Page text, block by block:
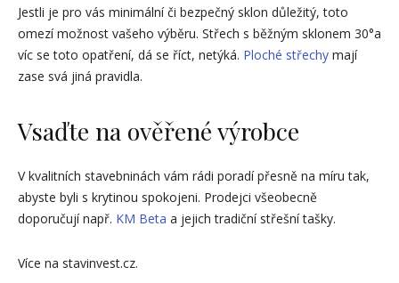
Jestli je pro vás minimální či bezpečný sklon důležitý, toto
omezí možnost vašeho výběru. Střech s běžným sklonem 30°a
víc se toto opatření, dá se říct, netýká. Ploché střechy mají
zase svá jiná pravidla.
Vsaďte na ověřené výrobce
V kvalitních stavebninách vám rádi poradí přesně na míru tak,
abyste byli s krytinou spokojeni. Prodejci všeobecně
doporučují např. KM Beta a jejich tradiční střešní tašky.
Více na stavinvest.cz.